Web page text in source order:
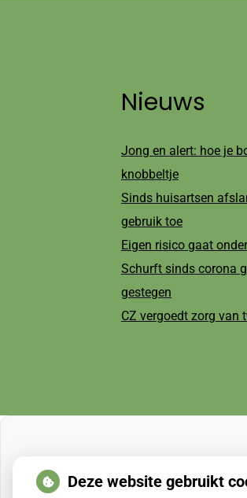
Nieuws
Jong en alert: hoe je
knobbeltje
Sinds huisartsen
gebruik toe
Eigen risico gaat
Schurft sinds corona
gestegen
CZ vergoedt zorg van
Deze website gebruikt